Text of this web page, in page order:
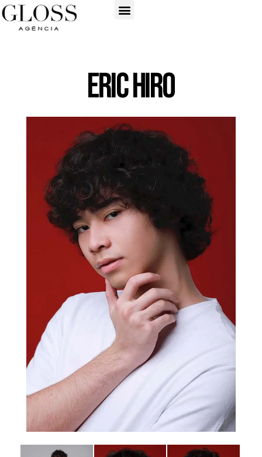
Eric Hiro